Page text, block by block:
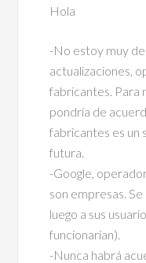
Hola
-No estoy muy
actualizaciones,
fabricantes. Para
pondría de
fabricantes es un
futura.
-Google,
son empresas.
luego a sus
funcionarían).
-Nunca habrá